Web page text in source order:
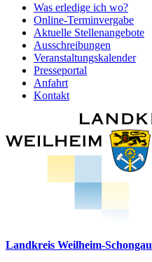
Was erledige ich wo?
Online-Terminvergabe
Aktuelle Stellenangebote
Ausschreibungen
Veranstaltungskalender
Presseportal
Anfahrt
Kontakt
Landkreis Weilheim-Schongau